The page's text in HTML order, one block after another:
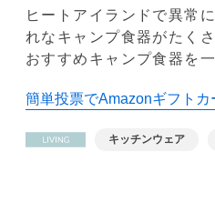
ヒートアイランドで異常
れなキャンプ食器がたく
おすすめキャンプ食器を
簡単投票でAmazonギフトカ
キッチンウェア